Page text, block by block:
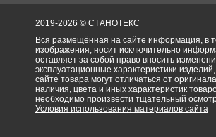
2019-2026 © СТАНОТЕКС
Вся размещённая на сайте информация, в
изображения, носит исключительно
оставляет за собой право вносить
эксплуатационные характеристики
сайте товара могут отличаться от
наличия, цвета и иных характеристик
необходимо произвести тщательный
Условия использования материалов сайта